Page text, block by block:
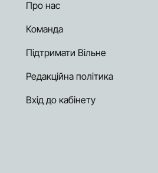
Про нас
Команда
Підтримати Вільне
Редакційна політика
Вхід до кабінету